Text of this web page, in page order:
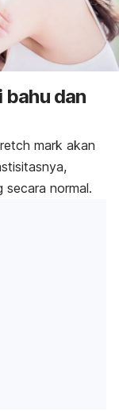
dan
mark akan
secara normal.